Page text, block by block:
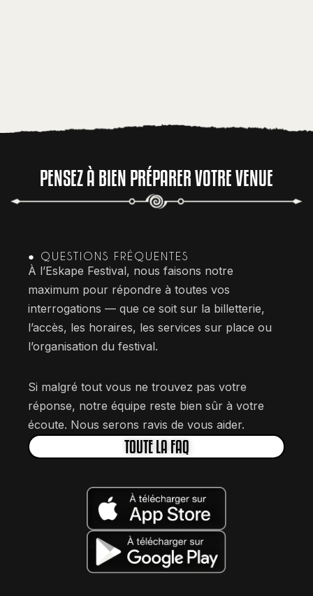
PENSEZ À BIEN PRÉPARER VOTRE VENUE
● QUESTIONS FRÉQUENTES
À l’Eskape Festival, nous faisons notre
maximum pour répondre à toutes vos
interrogations — que ce soit sur la billetterie,
l’accès, les horaires, les services sur place ou
l’organisation du festival.
Si malgré tout vous ne trouvez pas votre
réponse, notre équipe reste bien sûr à votre
écoute. Nous serons ravis de vous aider.
TOUTE LA FAQ